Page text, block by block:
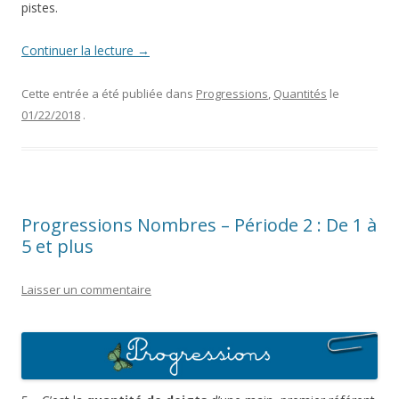
pistes.
Continuer la lecture →
Cette entrée a été publiée dans Progressions Quantités le
01/22/2018 .
Progressions Nombres – Période 2 : De 1 à
5 et plus
Laisser un commentaire